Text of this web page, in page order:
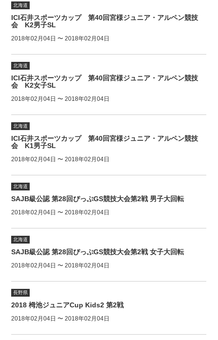
北海道
ICI石井スポーツカップ 第40回宮様ジュニア・アルペン競技
会 K2男子SL
2018年02月04日 〜 2018年02月04日
北海道
ICI石井スポーツカップ 第40回宮様ジュニア・アルペン競技
会 K2女子SL
2018年02月04日 〜 2018年02月04日
北海道
ICI石井スポーツカップ 第40回宮様ジュニア・アルペン競技
会 K1男子SL
2018年02月04日 〜 2018年02月04日
北海道
SAJB級公認 第28回ぴっぷGS競技大会第2戦 男子大回転
2018年02月04日 〜 2018年02月04日
北海道
SAJB級公認 第28回ぴっぷGS競技大会第2戦 女子大回転
2018年02月04日 〜 2018年02月04日
長野県
2018 栂池ジュニアCup Kids2 第2戦
2018年02月04日 〜 2018年02月04日